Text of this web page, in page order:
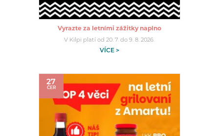
Vyrazte za letními zážitky naplno
V Kilpi platí od 20. 7. do 9. 8. 2026.
VÍCE >
27
ČER